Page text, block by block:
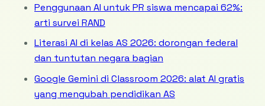
Penggunaan AI untuk PR siswa mencapai 62%:
arti survei RAND
Literasi AI di kelas AS 2026: dorongan federal
dan tuntutan negara bagian
Google Gemini di Classroom 2026: alat AI gratis
yang mengubah pendidikan AS